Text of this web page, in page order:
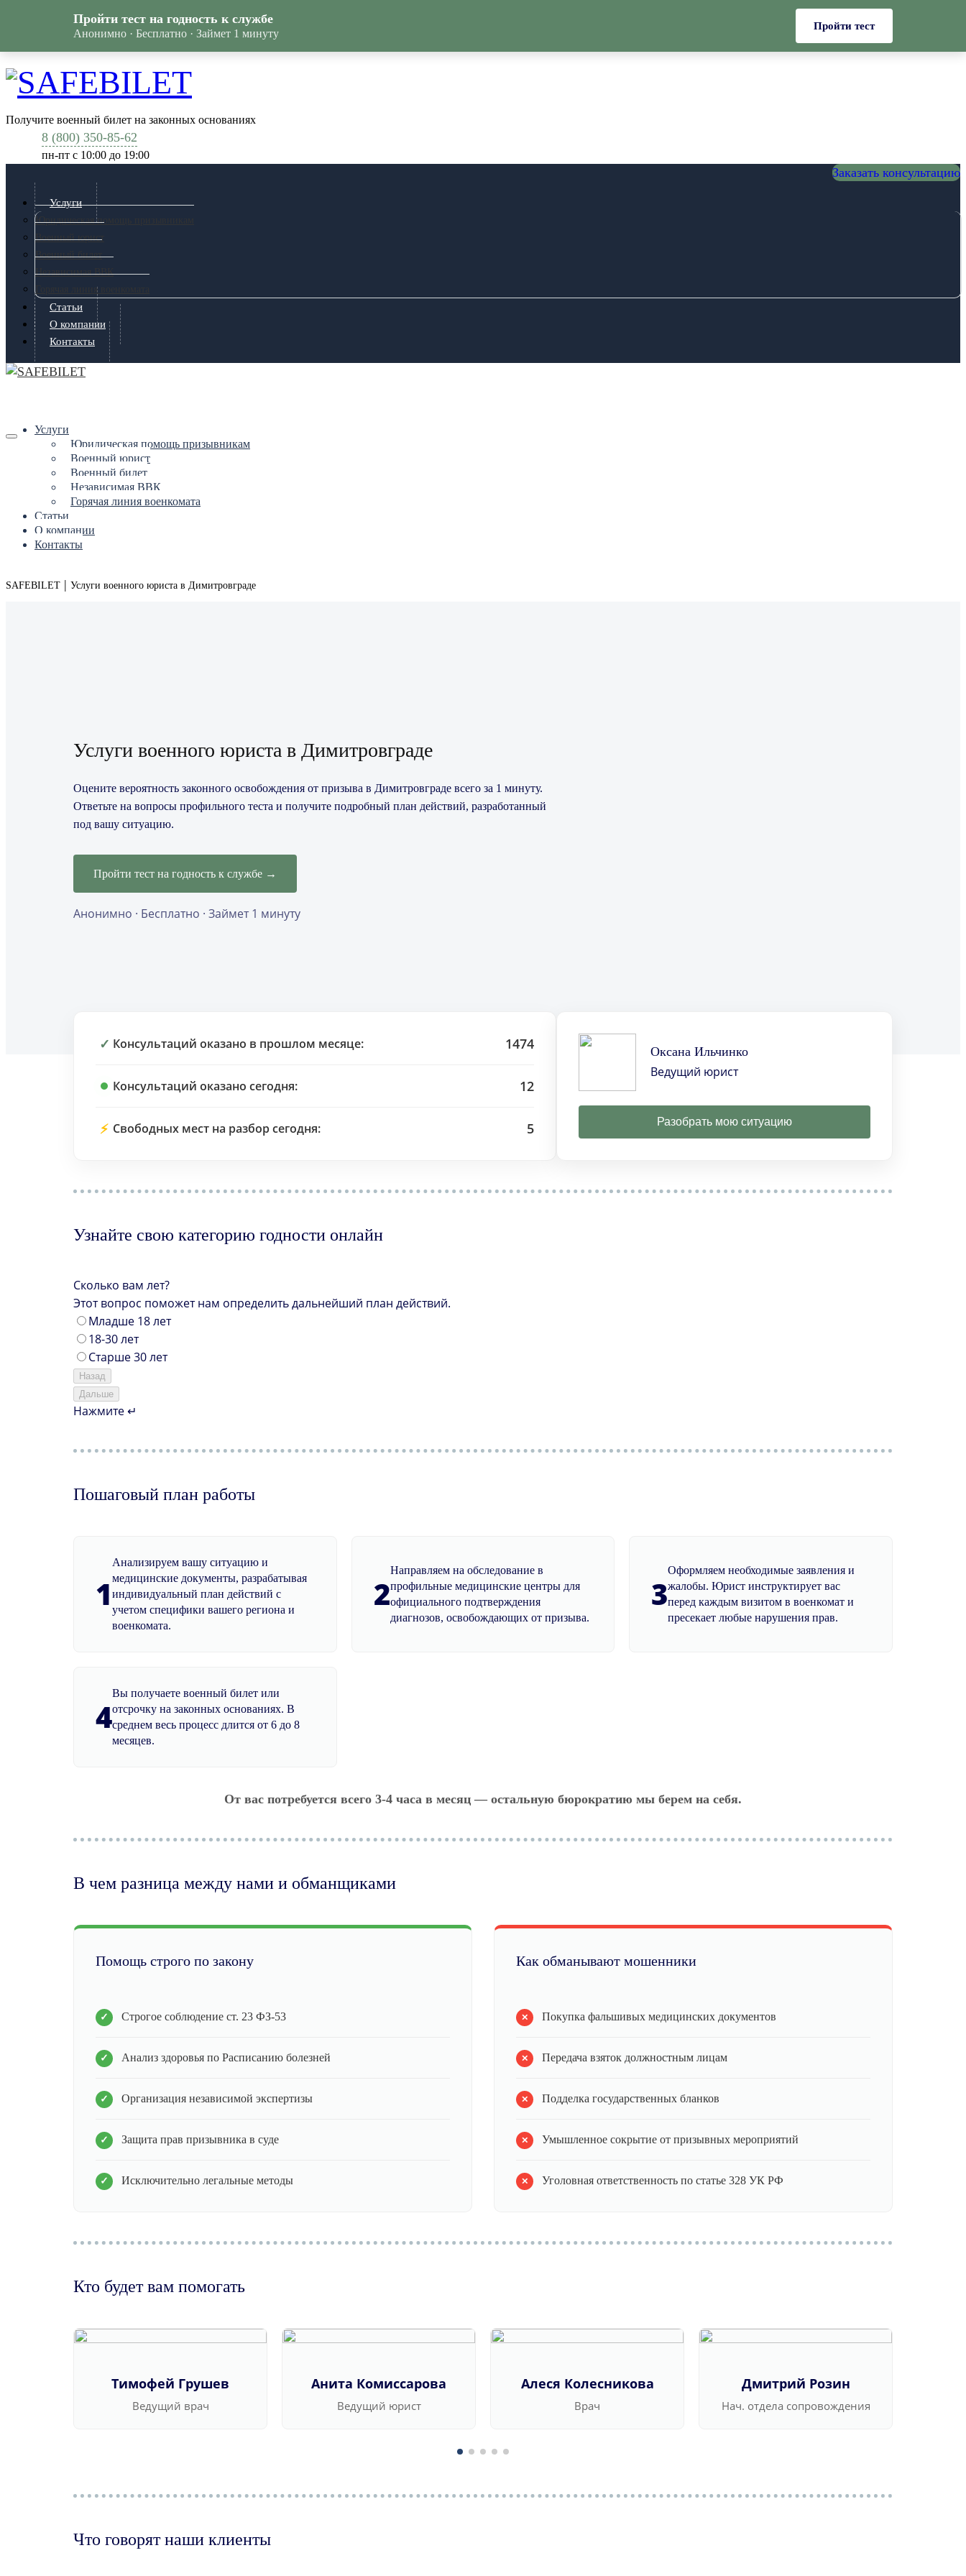
Получите военный билет на законных основаниях
8 (800) 350-85-62
пн-пт c 10:00 до 19:00
Заказать консультацию
Услуги
Юридическая помощь призывникам
Военный юрист
Военный билет
Независимая ВВК
Горячая линия военкомата
Статьи
О компании
Контакты
Услуги
Юридическая помощь призывникам
Военный юрист
Военный билет
Независимая ВВК
Горячая линия военкомата
Статьи
О компании
Контакты
SAFEBILET | Услуги военного юриста в Димитровграде
Услуги военного юриста в Димитровграде
Оцените вероятность законного освобождения от призыва в Димитровграде всего за 1 минуту.
Ответьте на вопросы профильного теста и получите подробный план действий, разработанный
под вашу ситуацию.
Пройти тест на годность к службе →
Анонимно · Бесплатно · Займет 1 минуту
✓ Консультаций оказано в прошлом месяце: 1474
Консультаций оказано сегодня: 12
⚡ Свободных мест на разбор сегодня: 5
Оксана Ильчинко
Ведущий юрист
Разобрать мою ситуацию
Узнайте свою категорию годности онлайн
Сколько вам лет?
Этот вопрос поможет нам определить дальнейший план действий.
Младше 18 лет
18-30 лет
Старше 30 лет
Назад
Дальше
Нажмите ↵
Пошаговый план работы
1
Анализируем вашу ситуацию и
медицинские документы, разрабатывая
индивидуальный план действий с
учетом специфики вашего региона и
военкомата.
2
Направляем на обследование в
профильные медицинские центры для
официального подтверждения
диагнозов, освобождающих от призыва.
3
Оформляем необходимые заявления и
жалобы. Юрист инструктирует вас
перед каждым визитом в военкомат и
пресекает любые нарушения прав.
4
Вы получаете военный билет или
отсрочку на законных основаниях. В
среднем весь процесс длится от 6 до 8
месяцев.
От вас потребуется всего 3-4 часа в месяц — остальную бюрократию мы берем на себя.
В чем разница между нами и обманщиками
Помощь строго по закону
Строгое соблюдение ст. 23 ФЗ-53
Анализ здоровья по Расписанию болезней
Организация независимой экспертизы
Защита прав призывника в суде
Исключительно легальные методы
Как обманывают мошенники
Покупка фальшивых медицинских документов
Передача взяток должностным лицам
Подделка государственных бланков
Умышленное сокрытие от призывных мероприятий
Уголовная ответственность по статье 328 УК РФ
Кто будет вам помогать
Тимофей Грушев
Ведущий врач
Анита Комиссарова
Ведущий юрист
Алеся Колесникова
Врач
Дмитрий Розин
Нач. отдела сопровождения
Что говорят наши клиенты
Пройти тест на годность к службе
Анонимно · Бесплатно · Займет 1 минуту
Пройти тест